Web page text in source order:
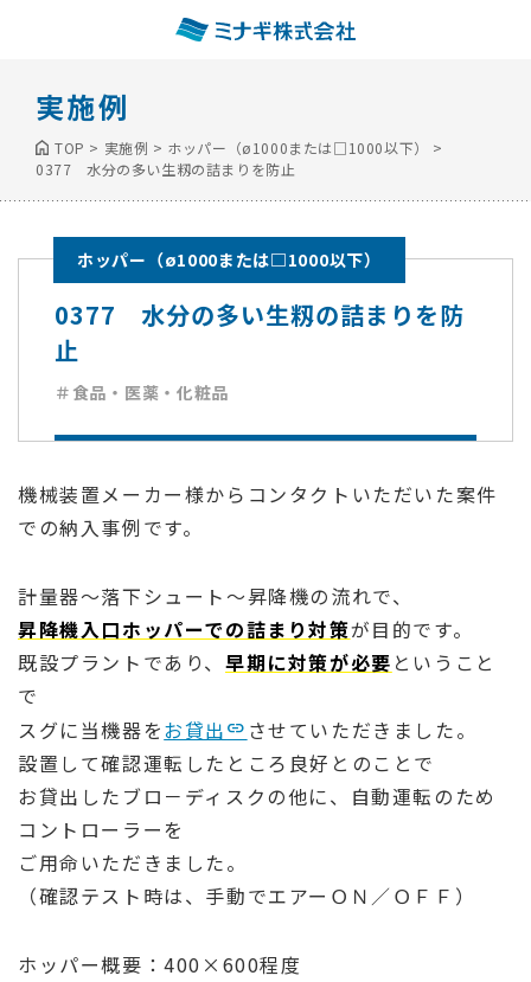
実施例
TOP > 実施例 > ホッパー（ø1000または□1000以下）
>
0377 水分の多い生籾の詰まりを防止
ホッパー（ø1000または□1000以下）
0377 水分の多い生籾の詰まりを防
止
＃食品・医薬・化粧品
機械装置メーカー様からコンタクトいただいた案件
での納入事例です。
計量器～落下シュート～昇降機の流れで、
昇降機入口ホッパーでの詰まり対策が目的です。
既設プラントであり、 早期に対策が必要 ということ
で
スグに当機器をお貸出
させていただきました。
設置して確認運転したところ良好とのことで
お貸出したブロ－ディスクの他に、自動運転のため
コントローラーを
ご用命いただきました。
（確認テスト時は、手動でエアーＯＮ／ＯＦＦ）
ホッパー概要：400×600程度